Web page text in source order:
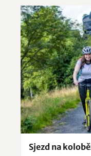
Sjezd na